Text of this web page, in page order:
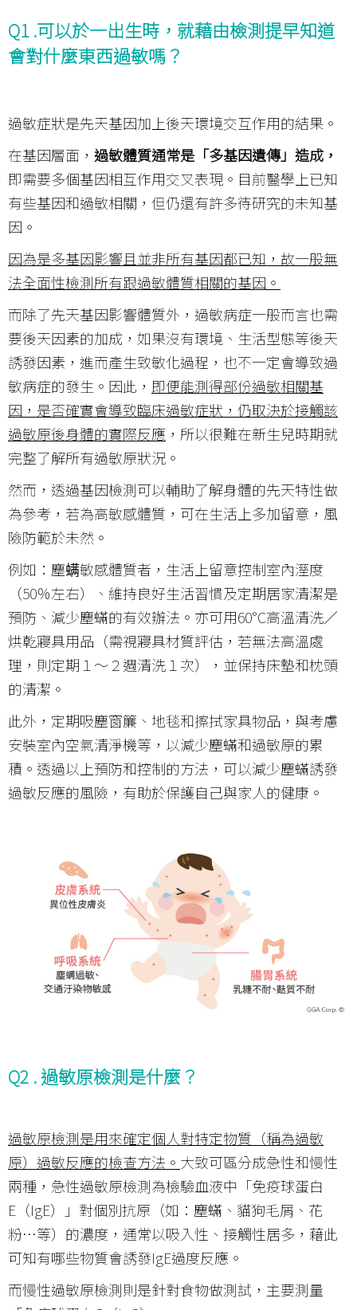
Q1 .可以於一出生時，就藉由檢測提早知道
會對什麼東西過敏嗎？
過敏症狀是先天基因加上後天環境交互作用的結果。
在基因層面， 過敏體質通常是「多基因遺傳」造成，
即需要多個基因相互作用交叉表現。目前醫學上已知
有些基因和過敏相關，但仍還有許多待研究的未知基
因。
因為是多基因影響且並非所有基因都已知，故一般無
法全面性檢測所有跟過敏體質相關的基因。
而除了先天基因影響體質外，過敏病症一般而言也需
要後天因素的加成，如果沒有環境、生活型態等後天
誘發因素，進而產生致敏化過程，也不一定會導致過
敏病症的發生。因此， 即便能測得部份過敏相關基
因，是否確實會導致臨床過敏症狀，仍取決於接觸該
過敏原後身體的實際反應 ，所以很難在新生兒時期就
完整了解所有過敏原狀況。
然而，透過基因檢測可以輔助了解身體的先天特性做
為參考，若為高敏感體質，可在生活上多加留意，風
險防範於未然。
例如：塵螨敏感體質者，生活上留意控制室內溼度
（50％左右）、維持良好生活習慣及定期居家清潔是
預防、減少塵蟎的有效辦法。亦可用60°C高溫清洗／
烘乾寢具用品（需視寢具材質評估，若無法高溫處
理，則定期１～２週清洗１次），並保持床墊和枕頭
的清潔。
此外，定期吸塵窗簾、地毯和擦拭家具物品，與考慮
安裝室內空氣清淨機等，以減少塵蟎和過敏原的累
積。透過以上預防和控制的方法，可以減少塵蟎誘發
過敏反應的風險，有助於保護自己與家人的健康。
Q2 .過敏原檢測是什麼？
過敏原檢測是用來確定個人對特定物質（稱為過敏
原）過敏反應的檢查方法。 大致可區分成急性和慢性
兩種，急性過敏原檢測為檢驗血液中「免疫球蛋白
E（IgE）」對個別抗原（如：塵蟎、貓狗毛屑、花
粉…等）的濃度，通常以吸入性、接觸性居多，藉此
可知有哪些物質會誘發IgE過度反應。
而慢性過敏原檢測則是針對食物做測試，主要測量